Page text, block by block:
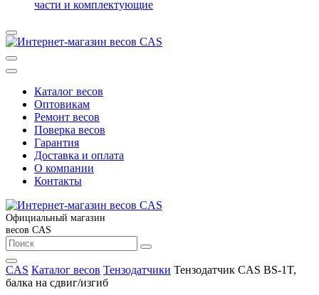
части и комплектующие
Каталог весов
Оптовикам
Ремонт весов
Поверка весов
Гарантия
Доставка и оплата
О компании
Контакты
Официальный магазин
весов CAS
CAS Каталог весов Тензодатчики Тензодатчик CAS BS-1T,
балка на сдвиг/изгиб